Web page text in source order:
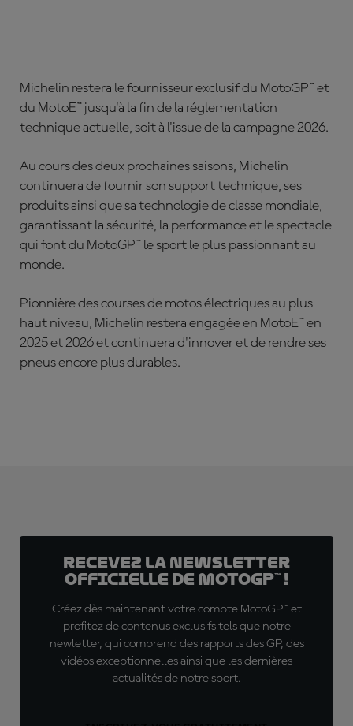
Michelin restera le fournisseur exclusif du MotoGP™ et
du MotoE™ jusqu'à la fin de la réglementation
technique actuelle, soit à l'issue de la campagne 2026.
Au cours des deux prochaines saisons, Michelin
continuera de fournir son support technique, ses
produits ainsi que sa technologie de classe mondiale,
garantissant la sécurité, la performance et le spectacle
qui font du MotoGP™ le sport le plus passionnant au
monde.
Pionnière des courses de motos électriques au plus
haut niveau, Michelin restera engagée en MotoE™ en
2025 et 2026 et continuera d'innover et de rendre ses
pneus encore plus durables.
Recevez la Newsletter
officielle de MotoGP™ !
Créez dès maintenant votre compte MotoGP™ et
profitez de contenus exclusifs tels que notre
newletter, qui comprend des rapports des GP, des
vidéos exceptionnelles ainsi que les dernières
actualités de notre sport.